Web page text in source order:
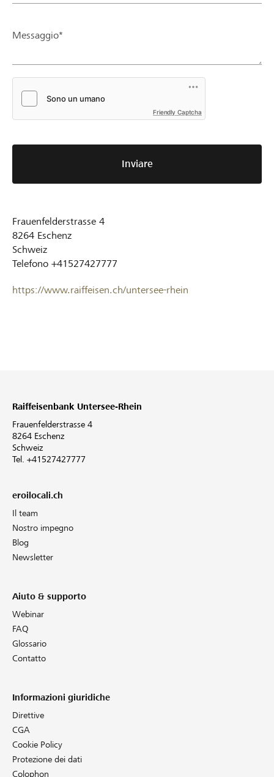
Messaggio*
Friendly Captcha
Inviare
Frauenfelderstrasse 4
8264 Eschenz
Schweiz
Telefono +41527427777
https://www.raiffeisen.ch/untersee-rhein
Raiffeisenbank Untersee-Rhein
Frauenfelderstrasse 4
8264 Eschenz
Schweiz
Tel. +41527427777
eroilocali.ch
Il team
Nostro impegno
Blog
Newsletter
Aiuto & supporto
Webinar
FAQ
Glossario
Contatto
Informazioni giuridiche
Direttive
CGA
Cookie Policy
Protezione dei dati
Colophon